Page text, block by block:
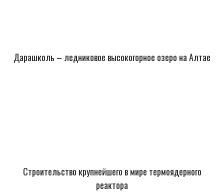
Дарашколь – ледниковое высокогорное озеро на Алтае
Строительство крупнейшего в мире термоядерного
реактора